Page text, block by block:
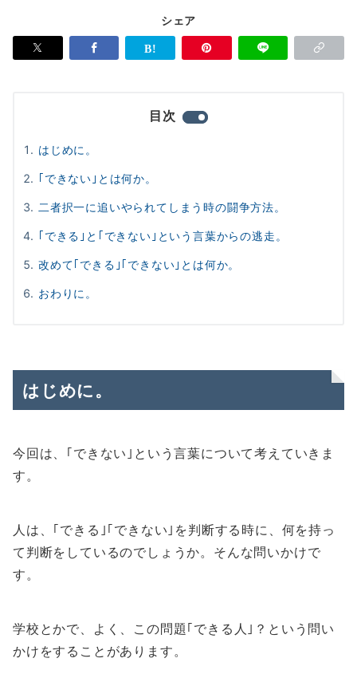
シェア
目次
はじめに。
｢できない｣とは何か。
二者択一に追いやられてしまう時の闘争方法。
｢できる｣と｢できない｣という言葉からの逃走。
改めて｢できる｣｢できない｣とは何か。
おわりに。
はじめに。
今回は、｢できない｣という言葉について考えていきま
す。
人は、｢できる｣｢できない｣を判断する時に、何を持っ
て判断をしているのでしょうか。そんな問いかけで
す。
学校とかで、よく、この問題｢できる人｣？という問い
かけをすることがあります。